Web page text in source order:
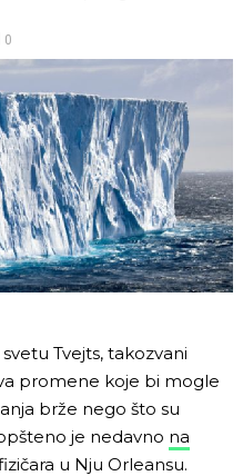
0
Tvejts, takozvani
promene koje bi mogle
brže nego što su
je nedavno na
u Nju Orleansu.